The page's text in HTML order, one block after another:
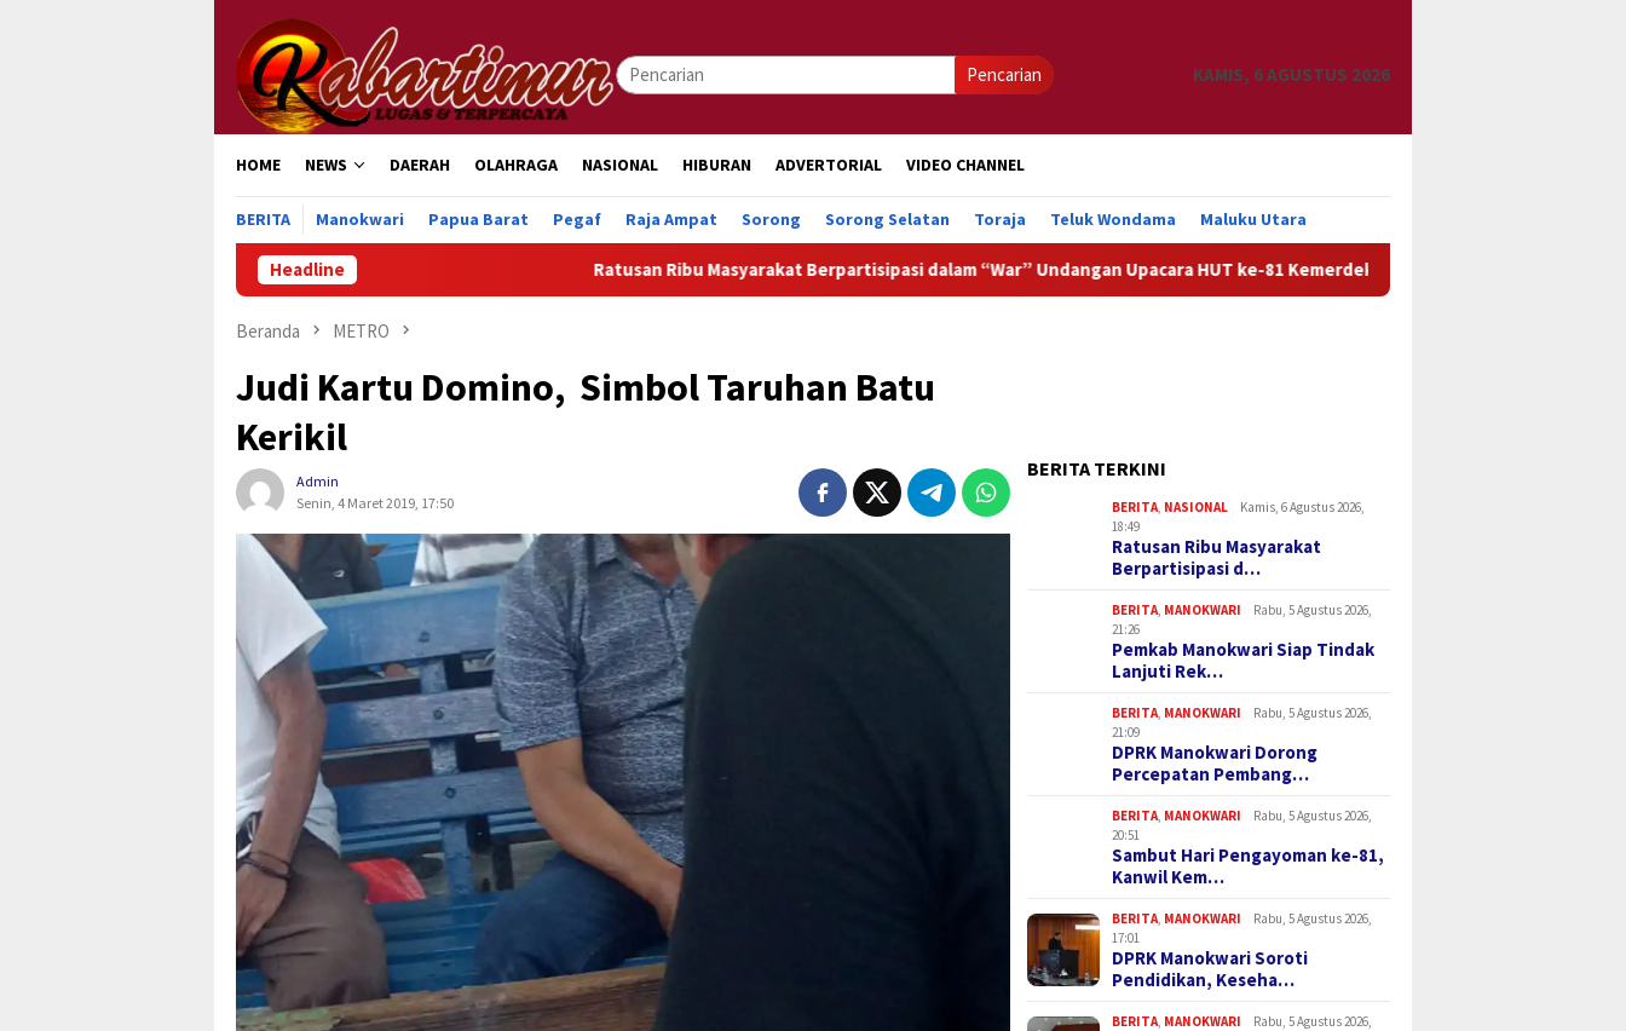
konten
Pencarian KAMIS, 6 AGUSTUS 2026
HOME NEWS DAERAH OLAHRAGA NASIONAL HIBURAN ADVERTORIAL VIDEO CHANNEL
BERITA Manokwari Papua Barat Pegaf Raja Ampat Sorong Sorong Selatan Toraja Teluk Wondama Maluku Utara
Headline Ratusan Ribu Masyarakat Berpartisipasi dalam “War” Undangan Upacara HUT ke-81 Kemerdekaan RI Pemkab Manokwari Siap Tindak
Beranda METRO
Judi Kartu Domino, Simbol Taruhan Batu
Kerikil
Admin
Senin, 4 Maret 2019, 17:50
BERITA TERKINI
BERITA, NASIONAL
Kamis, 6 Agustus 2026,
18:49
Ratusan Ribu Masyarakat
Berpartisipasi d…
BERITA, MANOKWARI
Rabu, 5 Agustus 2026,
21:26
Pemkab Manokwari Siap Tindak
Lanjuti Rek…
BERITA, MANOKWARI
Rabu, 5 Agustus 2026,
21:09
DPRK Manokwari Dorong
Percepatan Pembang…
BERITA, MANOKWARI
Rabu, 5 Agustus 2026,
20:51
Sambut Hari Pengayoman ke-81,
Kanwil Kem…
BERITA, MANOKWARI
Rabu, 5 Agustus 2026,
17:01
DPRK Manokwari Soroti
Pendidikan, Keseha…
BERITA, MANOKWARI
Rabu, 5 Agustus 2026,